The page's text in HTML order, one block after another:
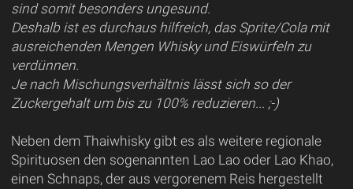
sind somit besonders ungesund.
Deshalb ist es durchaus hilfreich, das Sprite/Cola mit
ausreichenden Mengen Whisky und Eiswürfeln zu
verdünnen.
Je nach Mischungsverhältnis lässt sich so der
Zuckergehalt um bis zu 100% reduzieren... ;-)
Neben dem Thaiwhisky gibt es als weitere regionale
Spirituosen den sogenannten Lao Lao oder Lao Khao,
einen Schnaps, der aus vergorenem Reis hergestellt